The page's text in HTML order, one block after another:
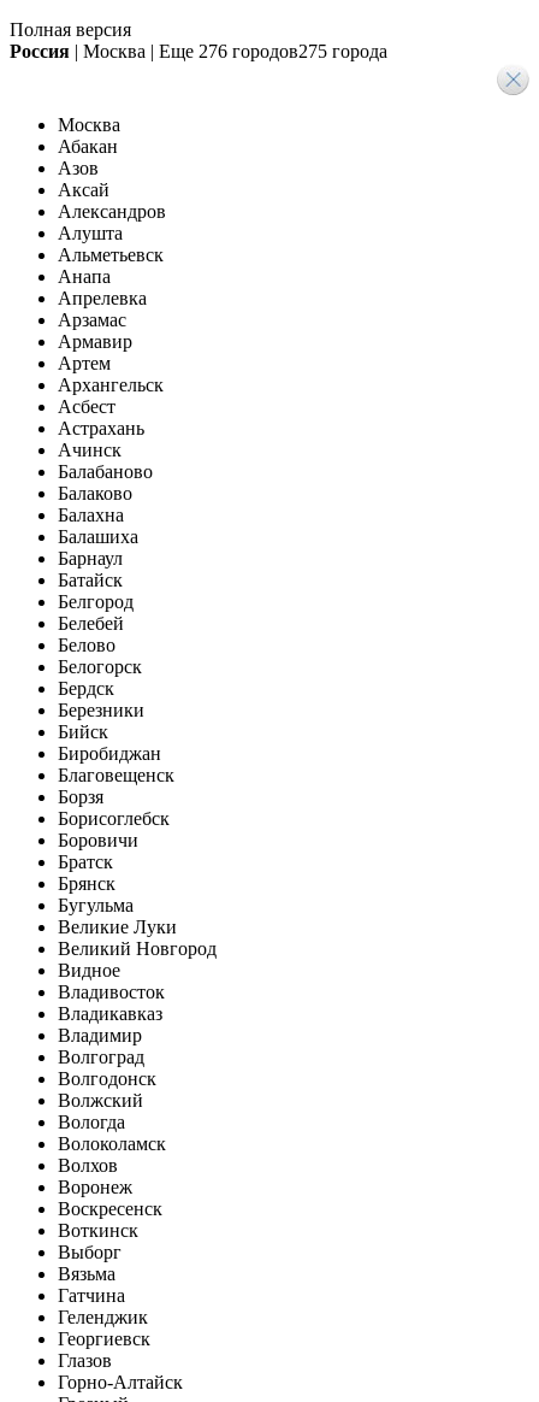
Полная версия
Россия | Москва | Еще 276 городов275 города
Москва
Абакан
Азов
Аксай
Александров
Алушта
Альметьевск
Анапа
Апрелевка
Арзамас
Армавир
Артем
Архангельск
Асбест
Астрахань
Ачинск
Балабаново
Балаково
Балахна
Балашиха
Барнаул
Батайск
Белгород
Белебей
Белово
Белогорск
Бердск
Березники
Бийск
Биробиджан
Благовещенск
Борзя
Борисоглебск
Боровичи
Братск
Брянск
Бугульма
Великие Луки
Великий Новгород
Видное
Владивосток
Владикавказ
Владимир
Волгоград
Волгодонск
Волжский
Вологда
Волоколамск
Волхов
Воронеж
Воскресенск
Воткинск
Выборг
Вязьма
Гатчина
Геленджик
Георгиевск
Глазов
Горно-Алтайск